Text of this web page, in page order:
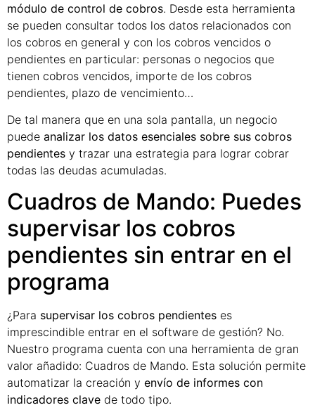
módulo de control de cobros. Desde esta herramienta
se pueden consultar todos los datos relacionados con
los cobros en general y con los cobros vencidos o
pendientes en particular: personas o negocios que
tienen cobros vencidos, importe de los cobros
pendientes, plazo de vencimiento…
De tal manera que en una sola pantalla, un negocio
puede analizar los datos esenciales sobre sus cobros
pendientes y trazar una estrategia para lograr cobrar
todas las deudas acumuladas.
Cuadros de Mando: Puedes
supervisar los cobros
pendientes sin entrar en el
programa
¿Para supervisar los cobros pendientes es
imprescindible entrar en el software de gestión? No.
Nuestro programa cuenta con una herramienta de gran
valor añadido: Cuadros de Mando. Esta solución permite
automatizar la creación y envío de informes con
indicadores clave de todo tipo.